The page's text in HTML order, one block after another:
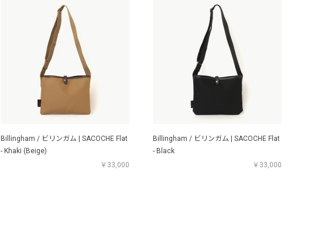
Billingham / ビリンガム | SACOCHE Flat
- Khaki (Beige)
￥33,000
Billingham / ビリンガム | SACOCHE Flat
- Black
￥33,000